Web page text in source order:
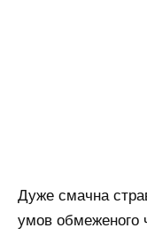
Дуже смачна
умов обмеженого